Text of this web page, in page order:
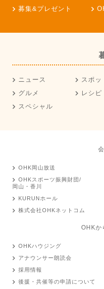
募集&プレゼント
ニュース スポッ
グルメ
レシピ
スペシャル
OHK岡山放送
OHKスポーツ振興財団/
岡山・香川
KURUNホール
株式会社OHKネットコム
OHKか
OHKハウジング
アナウンサー朗読会
採用情報
後援・共催等の申請について